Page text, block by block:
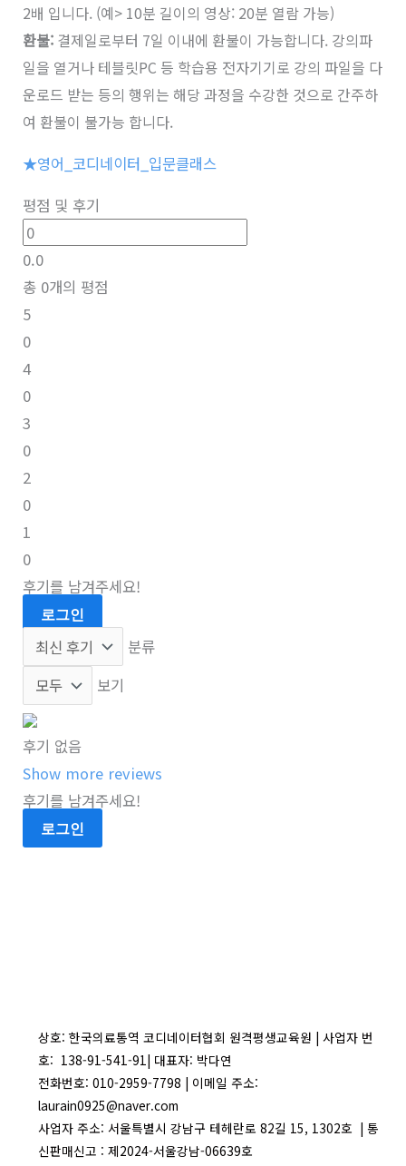
2배 입니다. (예> 10분 길이의 영상: 20분 열람 가능)
환불: 결제일로부터 7일 이내에 환불이 가능합니다. 강의파
일을 열거나 테블릿PC 등 학습용 전자기기로 강의 파일을 다
운로드 받는 등의 행위는 해당 과정을 수강한 것으로 간주하
여 환불이 불가능 합니다.
★영어_코디네이터_입문클래스
평점 및 후기
0.0
총 0개의 평점
5
0
4
0
3
0
2
0
1
0
후기를 남겨주세요!
로그인
분류
보기
후기 없음
Show more reviews
후기를 남겨주세요!
로그인
상호: 한국의료통역 코디네이터협회 원격평생교육원 | 사업자 번
호: 138-91-541-91| 대표자: 박다연
전화번호: 010-2959-7798 | 이메일 주소:
laurain0925@naver.com
사업자 주소: 서울특별시 강남구 테헤란로 82길 15, 1302호 | 통
신판매신고 : 제2024-서울강남-06639호